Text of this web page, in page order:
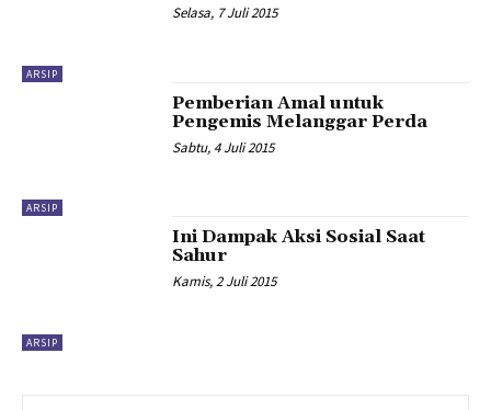
ARSIP
Selasa, 7 Juli 2015
ARSIP
Pemberian Amal untuk
Pengemis Melanggar Perda
Sabtu, 4 Juli 2015
ARSIP
Ini Dampak Aksi Sosial Saat
Sahur
Kamis, 2 Juli 2015